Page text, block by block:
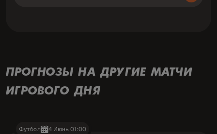
ПРОГНОЗЫ НА ДРУГИЕ МАТЧИ
ИГРОВОГО ДНЯ
Футбол 4 Июнь 01:00